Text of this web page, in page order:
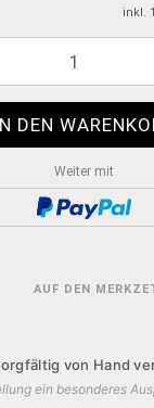
inkl.
Weiter mit
AUF DEN
von Hand
ein besonderes